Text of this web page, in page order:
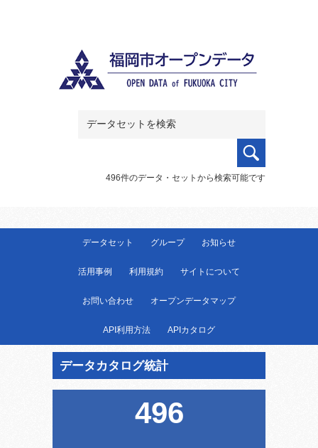
496件のデータ・セットから検索可能です
データセット グループ お知らせ
活用事例 利用規約 サイトについて
お問い合わせ オープンデータマップ
API利用方法 APIカタログ
データカタログ統計
496